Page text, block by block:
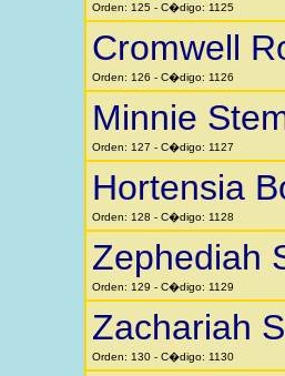
Orden: 125 - C�digo: 1125
Cromwell
Orden: 126 - C�digo: 1126
Minnie
Orden: 127 - C�digo: 1127
Hortensia
Orden: 128 - C�digo: 1128
Zephediah
Orden: 129 - C�digo: 1129
Zachariah
Orden: 130 - C�digo: 1130